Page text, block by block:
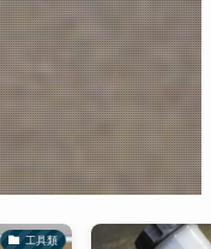
バイク部品